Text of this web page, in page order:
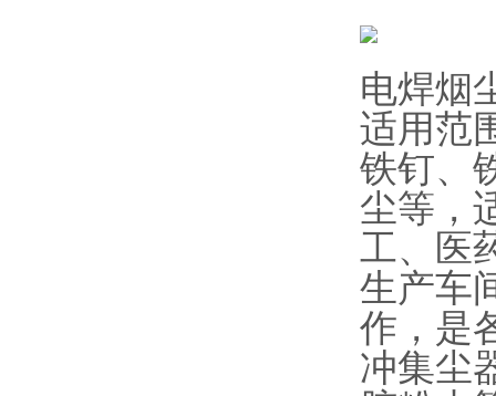
电焊烟
适用范
铁钉、
尘等，
工、医
生产车
作，是
冲集尘